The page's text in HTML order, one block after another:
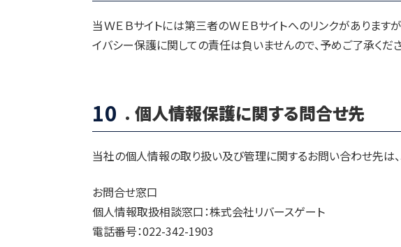
当ＷＥＢサイトには第三者のＷＥＢサイトへのリンクがあります
イバシー保護に関しての責任は負いませんので、予めご了承くださ
10 . 個人情報保護に関する問合せ先
当社の個人情報の取り扱い及び管理に関するお問い合わせ先は、
お問合せ窓口
個人情報取扱相談窓口：株式会社リバースゲート
電話番号：022-342-1903